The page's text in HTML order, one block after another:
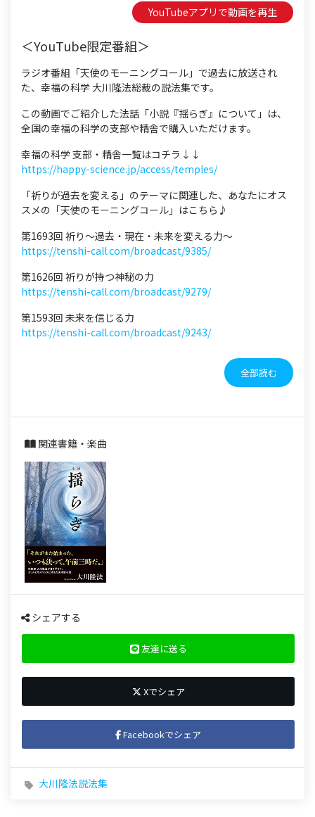
n
g
YouTubeアプリで動画を再生
＜YouTube限定番組＞
ラジオ番組「天使のモーニングコール」で過去に放送され
た、幸福の科学 大川隆法総裁の説法集です。
この動画でご紹介した法話「小説『揺らぎ』について」は、
全国の幸福の科学の支部や精舎で購入いただけます。
幸福の科学 支部・精舎一覧はコチラ↓↓
https://happy-science.jp/access/temples/
「祈りが過去を変える」のテーマに関連した、あなたにオス
スメの「天使のモーニングコール」はこちら♪
第1693回 祈り〜過去・現在・未来を変える力〜
https://tenshi-call.com/broadcast/9385/
第1626回 祈りが持つ神秘の力
https://tenshi-call.com/broadcast/9279/
第1593回 未来を信じる力
https://tenshi-call.com/broadcast/9243/
全部読む
関連書籍・楽曲
シェアする
友達に送る
Xでシェア
Facebookでシェア
大川隆法説法集